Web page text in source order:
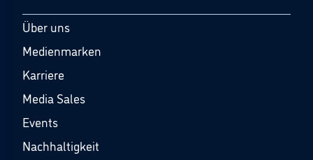
Über uns
Medienmarken
Karriere
Media Sales
Events
Nachhaltigkeit